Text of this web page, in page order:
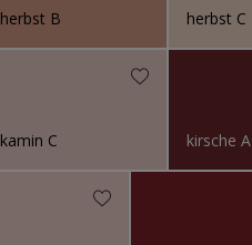
herbst B herbst C
kamin C kirsche A